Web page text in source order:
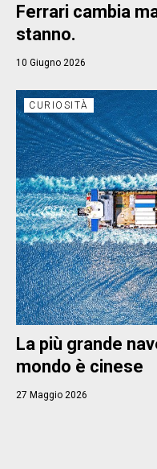
Ferrari cambia
stanno.
10 Giugno 2026
CURIOSITÀ
La più grande
mondo è cinese
27 Maggio 2026